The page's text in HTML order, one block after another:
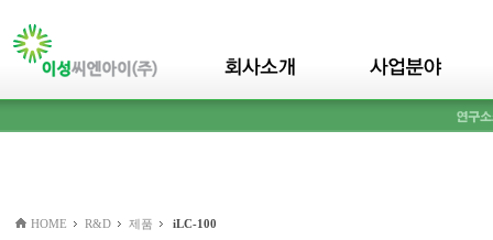
HOME R&D 제품 iLC-100